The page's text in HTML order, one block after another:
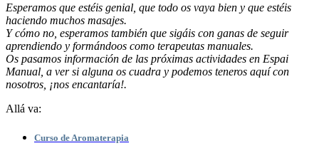
Esperamos que estéis genial, que todo os vaya bien y que estéis
haciendo muchos masajes.
Y cómo no, esperamos también que sigáis con ganas de seguir
aprendiendo y formándoos como terapeutas manuales.
Os pasamos información de las próximas actividades en Espai
Manual, a ver si alguna os cuadra y podemos teneros aquí con
nosotros, ¡nos encantaría!.
Allá va:
Curso de Aromaterapia